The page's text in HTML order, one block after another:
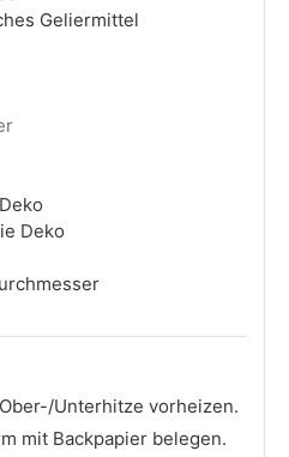
Geliermittel
Deko
Unterhitze vorheizen.
mit Backpapier belegen.